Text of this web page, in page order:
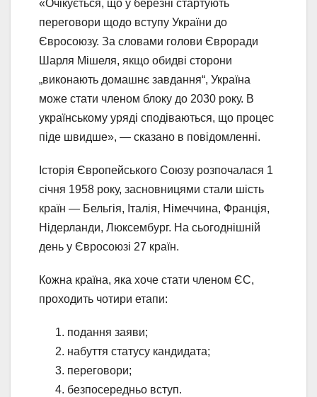
«Очікується, що у березні стартують
переговори щодо вступу України до
Євросоюзу. За словами голови Євроради
Шарля Мішеля, якщо обидві сторони
„виконають домашнє завдання“, Україна
може стати членом блоку до 2030 року. В
українському уряді сподіваються, що процес
піде швидше», — сказано в повідомленні.
Історія Європейського Союзу розпочалася 1
січня 1958 року, засновницями стали шість
країн — Бельгія, Італія, Німеччина, Франція,
Нідерланди, Люксембург. На сьогоднішній
день у Євросоюзі 27 країн.
Кожна країна, яка хоче стати членом ЄС,
проходить чотири етапи:
подання заяви;
набуття статусу кандидата;
переговори;
безпосередньо вступ.